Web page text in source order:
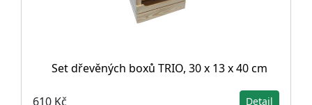
Set dřevěných boxů TRIO, 30 x 13 x 40 cm
610 Kč Detail